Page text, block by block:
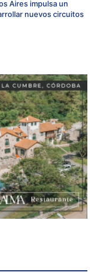
Aires impulsa un
nuevos circuitos